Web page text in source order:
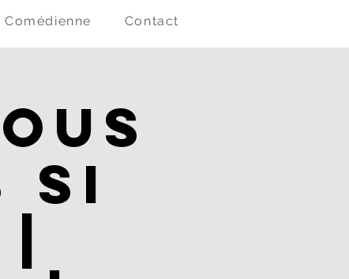
Comédienne Contact
si